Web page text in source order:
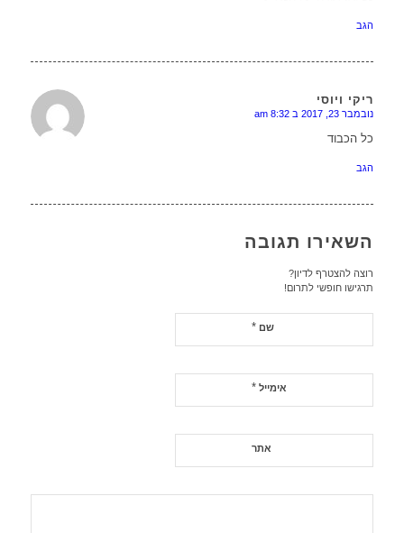
הגב
ריקי ויוסי
נובמבר 23, 2017 ב 8:32 am
כל הכבוד
הגב
השאירו תגובה
רוצה להצטרף לדיון?
תרגישו חופשי לתרום!
שם*
אימייל*
אתר